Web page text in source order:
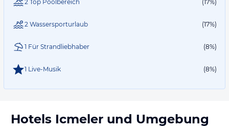
2 Top Poolbereich (17%)
2 Wassersporturlaub (17%)
1 Für Strandliebhaber (8%)
1 Live-Musik (8%)
Hotels Icmeler und Umgebung